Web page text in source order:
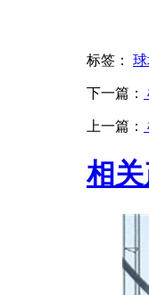
标签：
下一篇：
上一篇：
相